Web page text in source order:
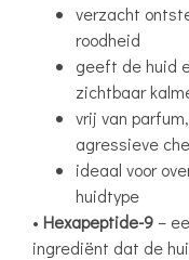
verzacht
roodheid
geeft de huid
zichtbaar
vrij van
agressieve
ideaal voor
huidtype
• Hexapeptide-9 –
ingrediënt dat de